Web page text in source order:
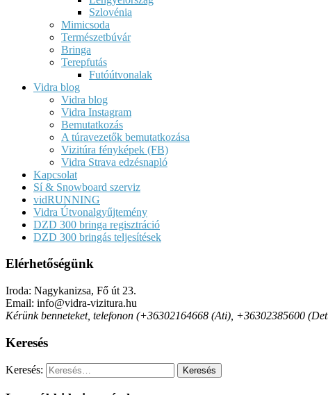
Szlovénia
Mimicsoda
Természetbúvár
Bringa
Terepfutás
Futóútvonalak
Vidra blog
Vidra blog
Vidra Instagram
Bemutatkozás
A túravezetők bemutatkozása
Vizitúra fényképek (FB)
Vidra Strava edzésnapló
Kapcsolat
Sí & Snowboard szerviz
vidRUNNING
Vidra Útvonalgyűjtemény
DZD 300 bringa regisztráció
DZD 300 bringás teljesítések
Elérhetőségünk
Iroda: Nagykanizsa, Fő út 23.
Email: info@vidra-vizitura.hu
Kérünk benneteket, telefonon (+36302164668 (Ati), +36302385600
Keresés
Keresés: